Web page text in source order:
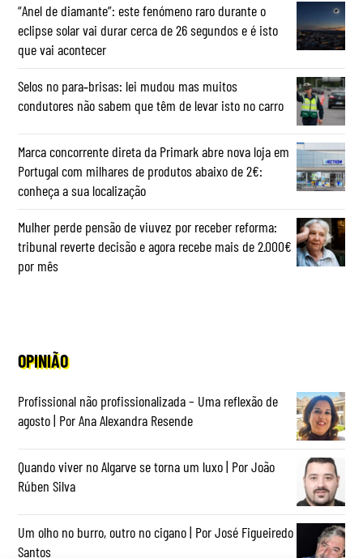
“Anel de diamante”: este fenómeno raro durante o
eclipse solar vai durar cerca de 26 segundos e é isto
que vai acontecer
Selos no para‑brisas: lei mudou mas muitos
condutores não sabem que têm de levar isto no carro
Marca concorrente direta da Primark abre nova loja em
Portugal com milhares de produtos abaixo de 2€:
conheça a sua localização
Mulher perde pensão de viuvez por receber reforma:
tribunal reverte decisão e agora recebe mais de 2.000€
por mês
OPINIÃO
Profissional não profissionalizada – Uma reflexão de
agosto | Por Ana Alexandra Resende
Quando viver no Algarve se torna um luxo | Por João
Rúben Silva
Um olho no burro, outro no cigano | Por José Figueiredo
Santos